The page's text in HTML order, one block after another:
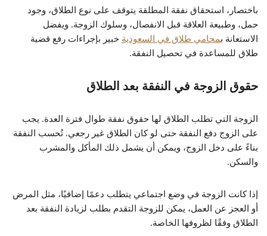
باختصار، استحقاق نفقة المطلقة يتوقف على نوع الطلاق، وجود
حمل، وطبيعة العلاقة قبل الانفصال، وسلوك الزوجة. ويفضل
الاستعانة بمحامي طلاق في السعودية خبير بإجراءات رفع قضية
طلاق للمساعدة في تحصيل النفقة.
حقوق الزوجة في النفقة بعد الطلاق
الزوجة التي تطلب الطلاق لها حقوق نفقة طوال فترة العدة. يجب
على الزوج دفع النفقة حتى لو كان الطلاق غير رجعي. تُحسب النفقة
بناءً على دخل الزوج، ويمكن أن يشمل ذلك المأكل والمشرب
والسكن.
إذا كانت الزوجة في وضع اجتماعي يتطلب دعمًا إضافيًا، مثل المرض
أو العجز عن العمل، يمكن للزوجة التقدم بطلب لزيادة النفقة بعد
الطلاق وفقًا لظروفها الخاصة.